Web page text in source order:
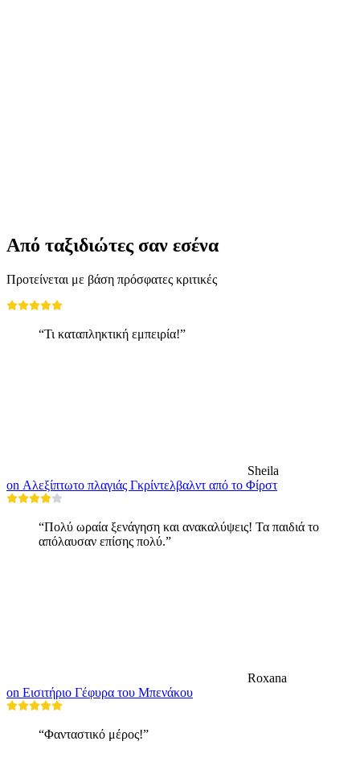
Από ταξιδιώτες σαν εσένα
Προτείνεται με βάση πρόσφατες κριτικές
“Τι καταπληκτική εμπειρία!”
Sheila
on Αλεξίπτωτο πλαγιάς Γκρίντελβαλντ από το Φίρστ
“Πολύ ωραία ξενάγηση και ανακαλύψεις! Τα παιδιά το
απόλαυσαν επίσης πολύ.”
Roxana
on Εισιτήριο Γέφυρα του Μπενάκου
“Φανταστικό μέρος!”